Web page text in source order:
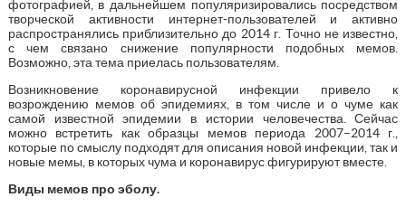
фотографией, в дальнейшем популяризировались посредством
творческой активности интернет-пользователей и активно
распространялись приблизительно до 2014 г. Точно не известно,
с чем связано снижение популярности подобных мемов.
Возможно, эта тема приелась пользователям.
Возникновение коронавирусной инфекции привело к
возрождению мемов об эпидемиях, в том числе и о чуме как
самой известной эпидемии в истории человечества. Сейчас
можно встретить как образцы мемов периода 2007–2014 г.,
которые по смыслу подходят для описания новой инфекции, так и
новые мемы, в которых чума и коронавирус фигурируют вместе.
Виды мемов про эболу.